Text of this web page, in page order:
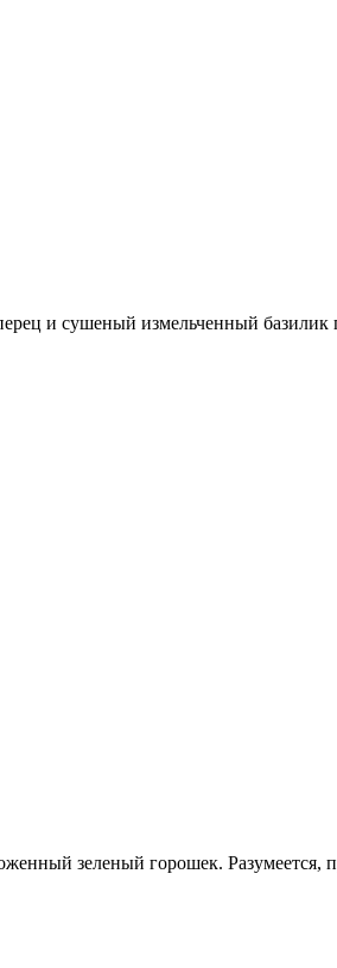
и сушеный измельченный базилик
зеленый горошек. Разумеется,